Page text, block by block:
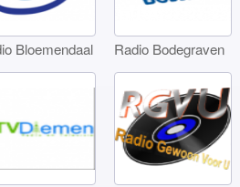
Bloemendaal Radio Bodegraven